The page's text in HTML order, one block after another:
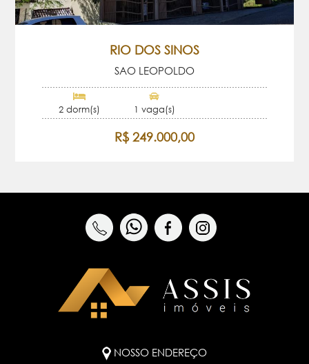
RIO DOS SINOS
SAO LEOPOLDO
2 dorm(s) 1 vaga(s)
R$ 249.000,00
NOSSO ENDEREÇO